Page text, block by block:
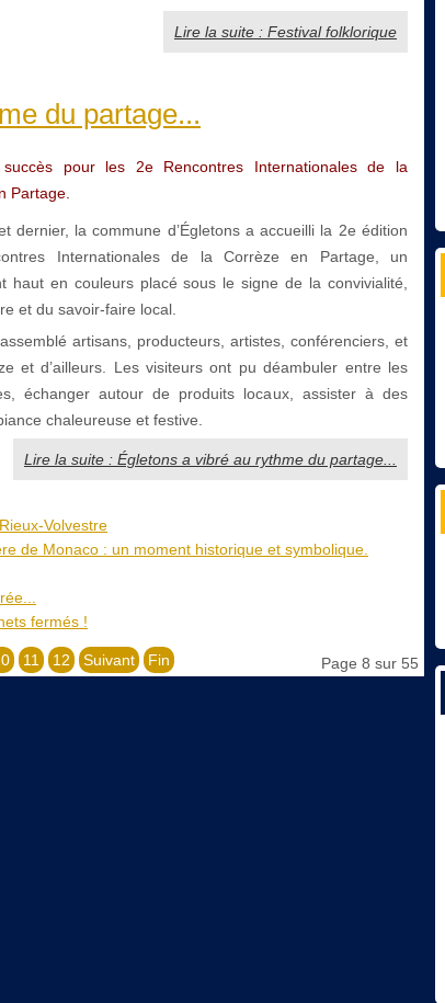
Lire la suite : Festival folklorique
du partage...
pour les 2e Rencontres Internationales de la
Partage.
dernier, la commune d’Égletons a accueilli la 2e édition
Internationales de la Corrèze en Partage, un
haut en couleurs placé sous le signe de la convivialité,
et du savoir-faire local.
artisans, producteurs, artistes, conférenciers, et
et d’ailleurs. Les visiteurs ont pu déambuler entre les
échanger autour de produits locaux, assister à des
chaleureuse et festive.
Lire la suite : Égletons a vibré au rythme du partage...
Volvestre
de Monaco : un moment historique et symbolique.
fermés !
Page 8 sur 55
11 12 Suivant Fin